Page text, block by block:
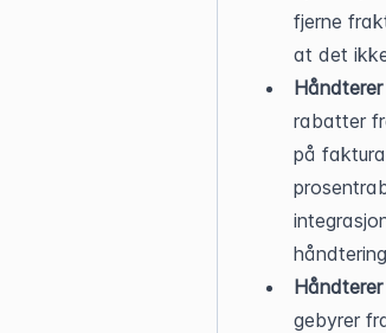
fjerne
at det
rabatter
på
gebyrer